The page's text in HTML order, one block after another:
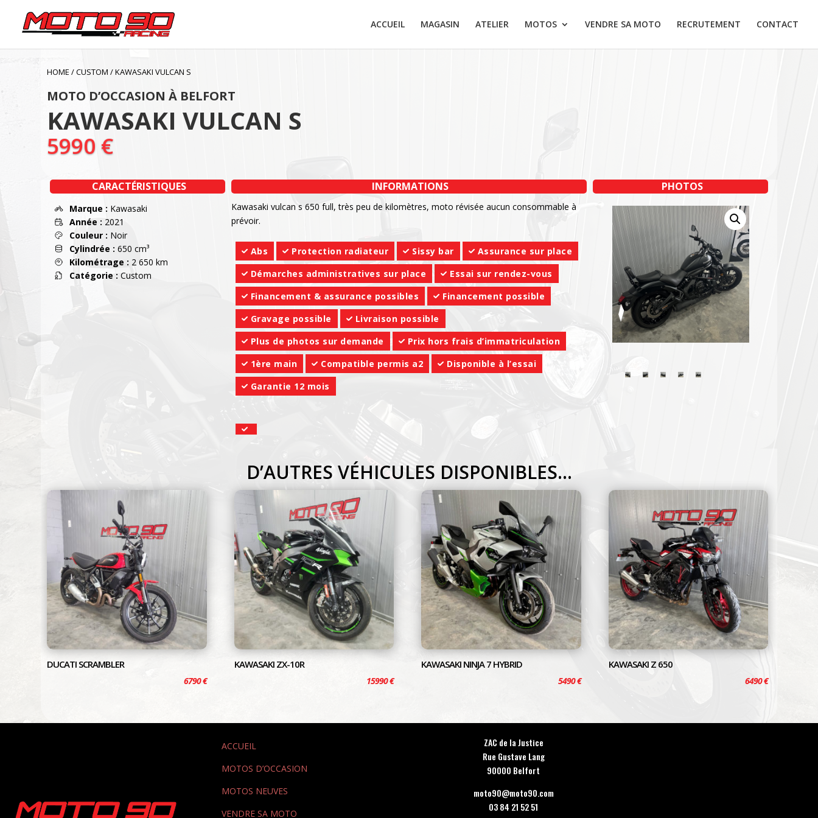
ACCUEIL MAGASIN ATELIER MOTOS VENDRE SA MOTO RECRUTEMENT CONTACT
HOME /CUSTOM /KAWASAKI VULCAN S
MOTO D’OCCASION À BELFORT
KAWASAKI VULCAN S
5990€
CARACTÉRISTIQUES
Marque : Kawasaki
Année : 2021
Couleur : Noir
Cylindrée :650 cm³
Kilométrage : 2 650 km
Catégorie :Custom
INFORMATIONS
Kawasaki vulcan s 650 full, très peu de kilomètres, moto révisée aucun consommable à
prévoir.
Abs Protection radiateur Sissy bar
Assurance sur place
Démarches administratives sur place
Essai sur rendez-vous
Financement & assurance possibles
Financement possible
Gravage possible
Livraison possible
Plus de photos sur demande
Prix hors frais d’immatriculation
1ère main
Compatible permis a2
Disponible à l’essai
Garantie 12 mois
PHOTOS
D’AUTRES VÉHICULES DISPONIBLES…
DUCATI SCRAMBLER
6790€
KAWASAKI ZX-10R
15990€
KAWASAKI NINJA 7 HYBRID
5490€
KAWASAKI Z 650
6490€
ACCUEIL
MOTOS D’OCCASION
MOTOS NEUVES
VENDRE SA MOTO
ZAC de la Justice
Rue Gustave Lang
90000 Belfort
moto90@moto90.com
03 84 21 52 51